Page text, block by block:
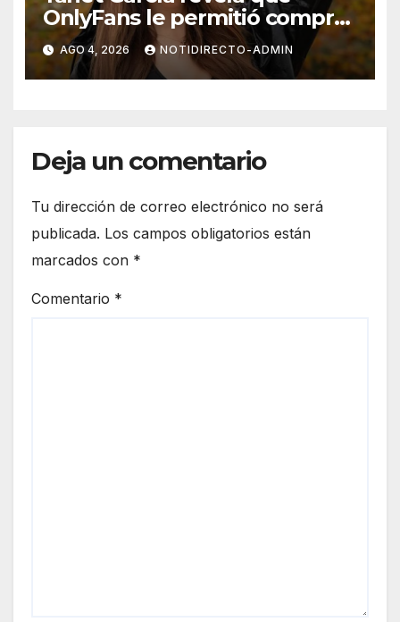
OnlyFans le permitió comprar
un departamento en
Manhattan
AGO 4, 2026 NOTIDIRECTO-ADMIN
Deja un comentario
Tu dirección de correo electrónico no será
publicada. Los campos obligatorios están
marcados con *
Comentario *